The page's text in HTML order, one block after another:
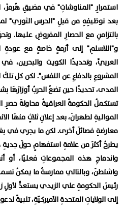
استمرارِ "المناوشاتِ" في مضيقِ
بعد توظيفِهِ من قبلِ "الحرس الثوري"
بالتزامنِ مع الحصارِ المفروضِ عليها.
و"اللاسلمِ" إلى أزمةٍ خاصةٍ مع عودةِ
العربيِّ، وتحديدًا الكويت والبحرين،
المشروعِ بالدفاعِ عن النفس". لكن كل تلكَ
المدى، تحديدًا حين تضعُ الحربُ
تستكملُ الحكومةً العراقيةُ محاولةَ حصرِ
المواليةِ لطهرانَ، بعد إعلانِ ثلاثٍ منهَا
معارضةِ فصائلَ أخرى. لكن ما يجري في
يطرحُ أكثرَ من علامةِ استفهامٍ حولَ
واندماجِ هذه المجموعاتِ فعليًا، أو
واشنطنَ، وبالتالي ممارسةُ ما يمكنُ
رئيسَ الحكومةِ علي الزيدي يستعدُّ لأولِ
إلى الولاياتِ المتحدةِ الأميركيّةِ، تلبيةً